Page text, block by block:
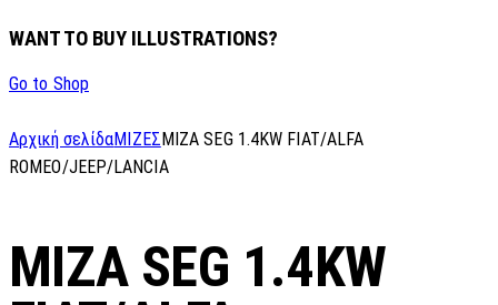
WANT TO BUY ILLUSTRATIONS?
Go to Shop
Αρχική σελίδαΜΙΖΕΣ MIZA SEG 1.4KW FIAT/ALFA
ROMEO/JEEP/LANCIA
MIZA SEG 1.4KW